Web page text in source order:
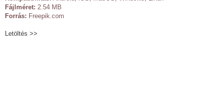
Fájlméret: 2.54 MB
Forrás: Freepik.com
Letöltés >>